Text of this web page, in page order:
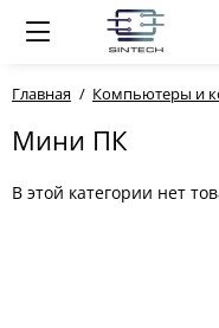
Главная Компьютеры и
Мини ПК
В этой категории нет